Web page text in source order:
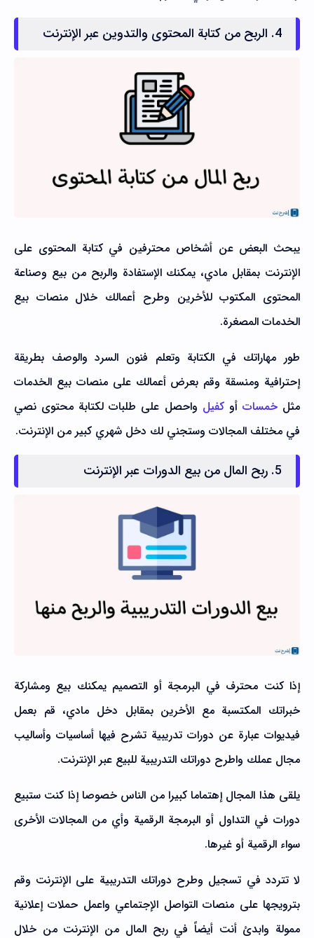
4. الربح من كتابة المحتوى والتدوين عبر الإنترنت
يبحث البعض عن أشخاص محترفين في كتابة المحتوى على
الإنترنت بمقابل مادي، يمكنك الإستفادة والربح من بيع وصناعة
المحتوى المكتوب للأخرين وطرح أعمالك خلال منصات بيع
الخدمات المصغرة.
طور مهاراتك في الكتابة وتعلم فنون السرد والوصف بطريقة
إحترافية ومنسقة وقم بعرض أعمالك على منصات بيع الخدمات
مثلخمسات أوكفيل واحصل على طلبات لكتابة محتوى نصي
في مختلف المجالات وستجني لك دخل شهري كبير من الإنترنت.
5. ربح المال من بيع الدورات عبر الإنترنت
إذا كنت محترف في البرمجة أو التصميم يمكنك بيع ومشاركة
خبراتك المكتسبة مع الأخرين بمقابل دخل مادي، قم بعمل
فيديوات عبارة عن دورات تدريبية تشرح فيها أساسيات وأساليب
مجال عملك واطرح دوراتك التدريبية للبيع عبر الإنترنت.
يلقى هذا المجال إهتماما كبيرا من الناس خصوصا إذا كنت ستبيع
دورات في التداول أو البرمجة الرقمية وأي من المجالات الأخرى
سواء الرقمية أو غيرها.
لا تتردد في تسجيل وطرح دوراتك التدريبية على الإنترنت وقم
بترويجها على منصات التواصل الإجتماعي واعمل حملات إعلانية
ممولة وابدئ أنت أيضاً في ربح المال من الإنترنت من خلال